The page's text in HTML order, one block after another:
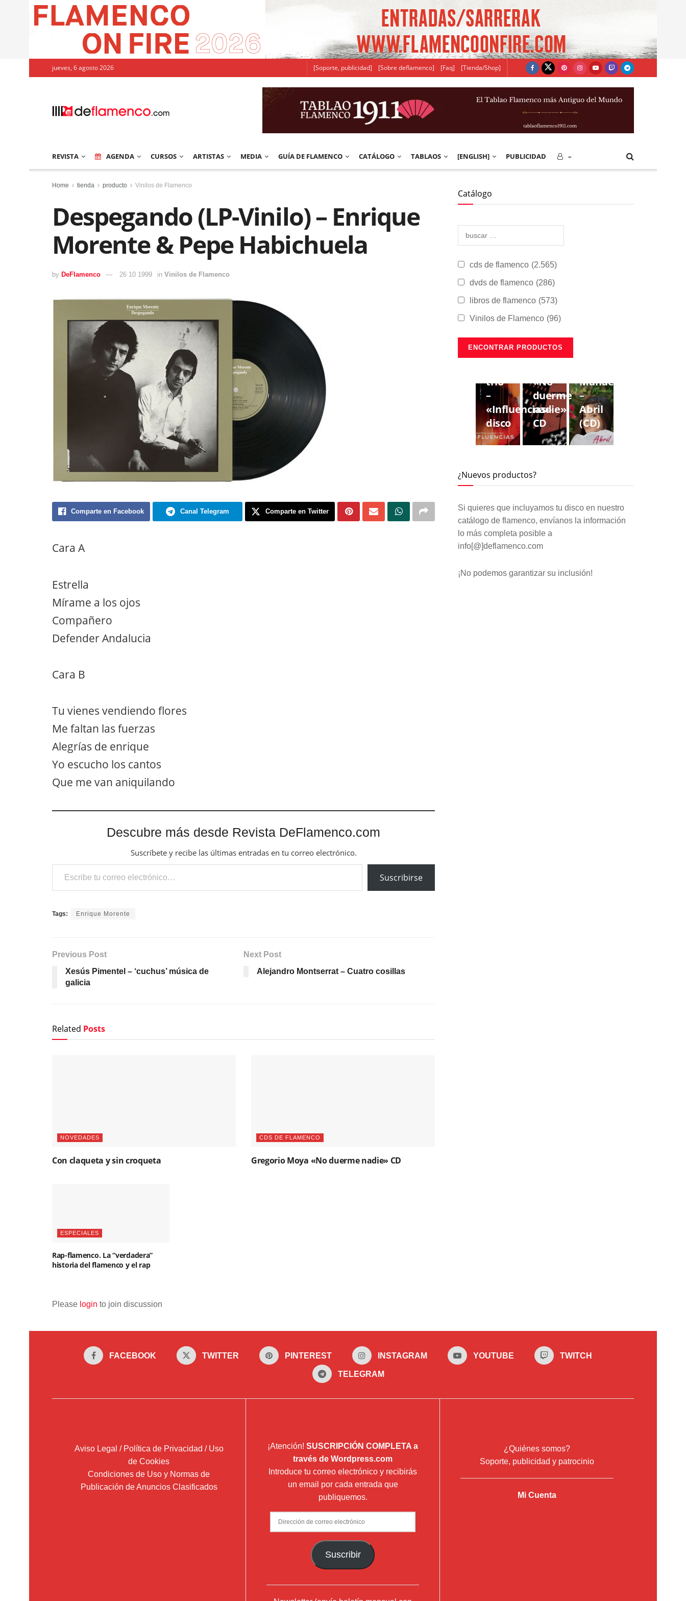
jueves, 6 agosto 2026 [Soporte, publicidad] [Sobre deflamenco] [Faq] [Tienda/Shop]
REVISTA AGENDA CURSOS ARTISTAS MEDIA GUÍA DE FLAMENCO CATÁLOGO TABLAOS [ENGLISH] PUBLICIDAD –
Home tienda producto Vinilos de Flamenco
Despegando (LP-Vinilo) – Enrique
Morente & Pepe Habichuela
by DeFlamenco 26 10 1999 in Vinilos de Flamenco
Comparte en Facebook Canal Telegram Comparte en Twitter
Cara A
Estrella
Mírame a los ojos
Compañero
Defender Andalucia
Cara B
Tu vienes vendiendo flores
Me faltan las fuerzas
Alegrías de enrique
Yo escucho los cantos
Que me van aniquilando
Descubre más desde Revista DeFlamenco.com
Suscríbete y recibe las últimas entradas en tu correo electrónico.
Escribe tu correo electrónico…
Suscribirse
Tags: Enrique Morente
Previous Post
Xesús Pimentel – ‘cuchus’ música de
galicia
Next Post
Alejandro Montserrat – Cuatro cosillas
Related Posts
NOVEDADES
Con claqueta y sin croqueta
CDS DE FLAMENCO
Gregorio Moya «No duerme nadie» CD
ESPECIALES
Rap-flamenco. La “verdadera”
historia del flamenco y el rap
Please login to join discussion
Catálogo
cds de flamenco (2.565)
dvds de flamenco (286)
libros de flamenco (573)
Vinilos de Flamenco (96)
FLAMENCO
Lorenzo
trío
–
«Influencias»
disco
FLAMENCO
Gregorio
«No
duerme
nadie»
CD
Manuela
–
Abril
(CD)
¿Nuevos productos?
Si quieres que incluyamos tu disco en nuestro
catálogo de flamenco, envíanos la información
lo más completa posible a
info[@]deflamenco.com
¡No podemos garantizar su inclusión!
FACEBOOK TWITTER PINTEREST INSTAGRAM YOUTUBE TWITCH
TELEGRAM
Aviso Legal / Política de Privacidad / Uso
de Cookies
Condiciones de Uso y Normas de
Publicación de Anuncios Clasificados
¡Atención! SUSCRIPCIÓN COMPLETA a
través de Wordpress.com
Introduce tu correo electrónico y recibirás
un email por cada entrada que
publiquemos.
Dirección
de
Suscribir
¿Quiénes somos?
Soporte, publicidad y patrocinio
Mi Cuenta